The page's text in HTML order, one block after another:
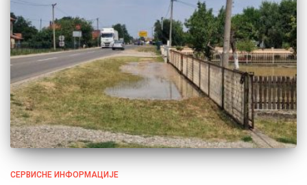
СЕРВИСНЕ ИНФОРМАЦИЈЕ